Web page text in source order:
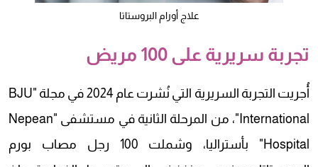
علاج أورام البروستاتا
تجربة سريرية على 100 مريض
أُجريت التجربة السريرية التي نُشرت عام 2024 في مجلة "BJU
International"، من المرحلة الثانية في مستشفى "Nepean
Hospital" بأستراليا، وشملت 100 رجل مصاب بورم